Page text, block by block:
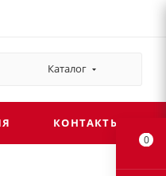
Каталог
КОНТАКТЫ
0